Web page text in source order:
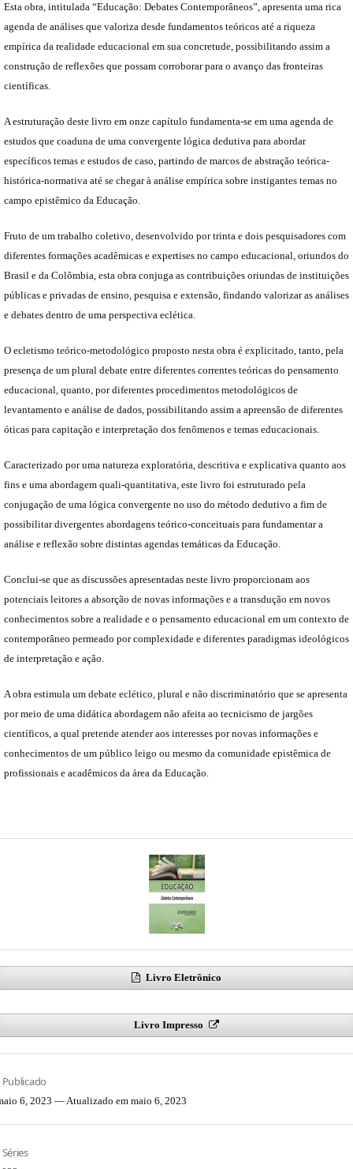
Esta obra, intitulada “Educação: Debates Contemporâneos”, apresenta uma rica
agenda de análises que valoriza desde fundamentos teóricos até a riqueza
empírica da realidade educacional em sua concretude, possibilitando assim a
construção de reflexões que possam corroborar para o avanço das fronteiras
científicas.
A estruturação deste livro em onze capítulo fundamenta-se em uma agenda de
estudos que coaduna de uma convergente lógica dedutiva para abordar
específicos temas e estudos de caso, partindo de marcos de abstração teórica-
histórica-normativa até se chegar à análise empírica sobre instigantes temas no
campo epistêmico da Educação.
Fruto de um trabalho coletivo, desenvolvido por trinta e dois pesquisadores com
diferentes formações acadêmicas e expertises no campo educacional, oriundos do
Brasil e da Colômbia, esta obra conjuga as contribuições oriundas de instituições
públicas e privadas de ensino, pesquisa e extensão, findando valorizar as análises
e debates dentro de uma perspectiva eclética.
O ecletismo teórico-metodológico proposto nesta obra é explicitado, tanto, pela
presença de um plural debate entre diferentes correntes teóricas do pensamento
educacional, quanto, por diferentes procedimentos metodológicos de
levantamento e análise de dados, possibilitando assim a apreensão de diferentes
óticas para capitação e interpretação dos fenômenos e temas educacionais.
Caracterizado por uma natureza exploratória, descritiva e explicativa quanto aos
fins e uma abordagem quali-quantitativa, este livro foi estruturado pela
conjugação de uma lógica convergente no uso do método dedutivo a fim de
possibilitar divergentes abordagens teórico-conceituais para fundamentar a
análise e reflexão sobre distintas agendas temáticas da Educação.
Conclui-se que as discussões apresentadas neste livro proporcionam aos
potenciais leitores a absorção de novas informações e a transdução em novos
conhecimentos sobre a realidade e o pensamento educacional em um contexto de
contemporâneo permeado por complexidade e diferentes paradigmas ideológicos
de interpretação e ação.
A obra estimula um debate eclético, plural e não discriminatório que se apresenta
por meio de uma didática abordagem não afeita ao tecnicismo de jargões
científicos, a qual pretende atender aos interesses por novas informações e
conhecimentos de um público leigo ou mesmo da comunidade epistêmica de
profissionais e acadêmicos da área da Educação.
Livro Eletrônico
Livro Impresso
Publicado
6, 2023 — Atualizado em maio 6, 2023
Séries